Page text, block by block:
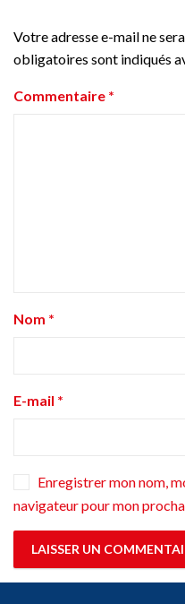
Votre adresse e-mail ne
obligatoires sont indiqués
Commentaire *
Nom *
E-mail *
Enregistrer mon nom,
navigateur pour mon